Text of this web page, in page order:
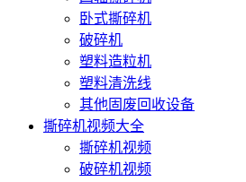
卧式撕碎机
破碎机
塑料造粒机
塑料清洗线
其他固废回收设备
撕碎机视频大全
撕碎机视频
破碎机视频